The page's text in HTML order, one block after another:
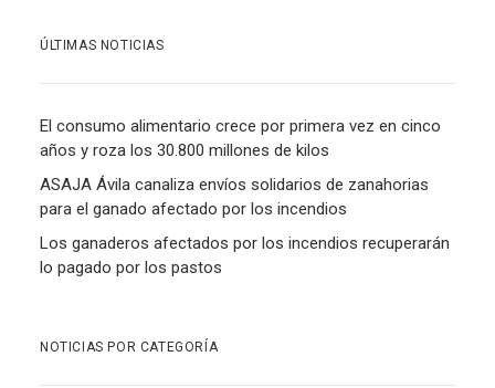
ÚLTIMAS NOTICIAS
El consumo alimentario crece por primera vez en cinco
años y roza los 30.800 millones de kilos
ASAJA Ávila canaliza envíos solidarios de zanahorias
para el ganado afectado por los incendios
Los ganaderos afectados por los incendios recuperarán
lo pagado por los pastos
NOTICIAS POR CATEGORÍA